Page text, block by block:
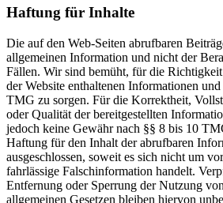
Haftung für Inhalte
Die auf den Web-Seiten abrufbaren
allgemeinen Information und nicht der
Fällen. Wir sind bemüht, für die
der Website enthaltenen Informationen
TMG zu sorgen. Für die Korrektheit,
oder Qualität der bereitgestellten
jedoch keine Gewähr nach §§ 8 bis 10
Haftung für den Inhalt der abrufbaren
ausgeschlossen, soweit es sich nicht um
fahrlässige Falschinformation handelt.
Entfernung oder Sperrung der Nutzung
allgemeinen Gesetzen bleiben hiervon